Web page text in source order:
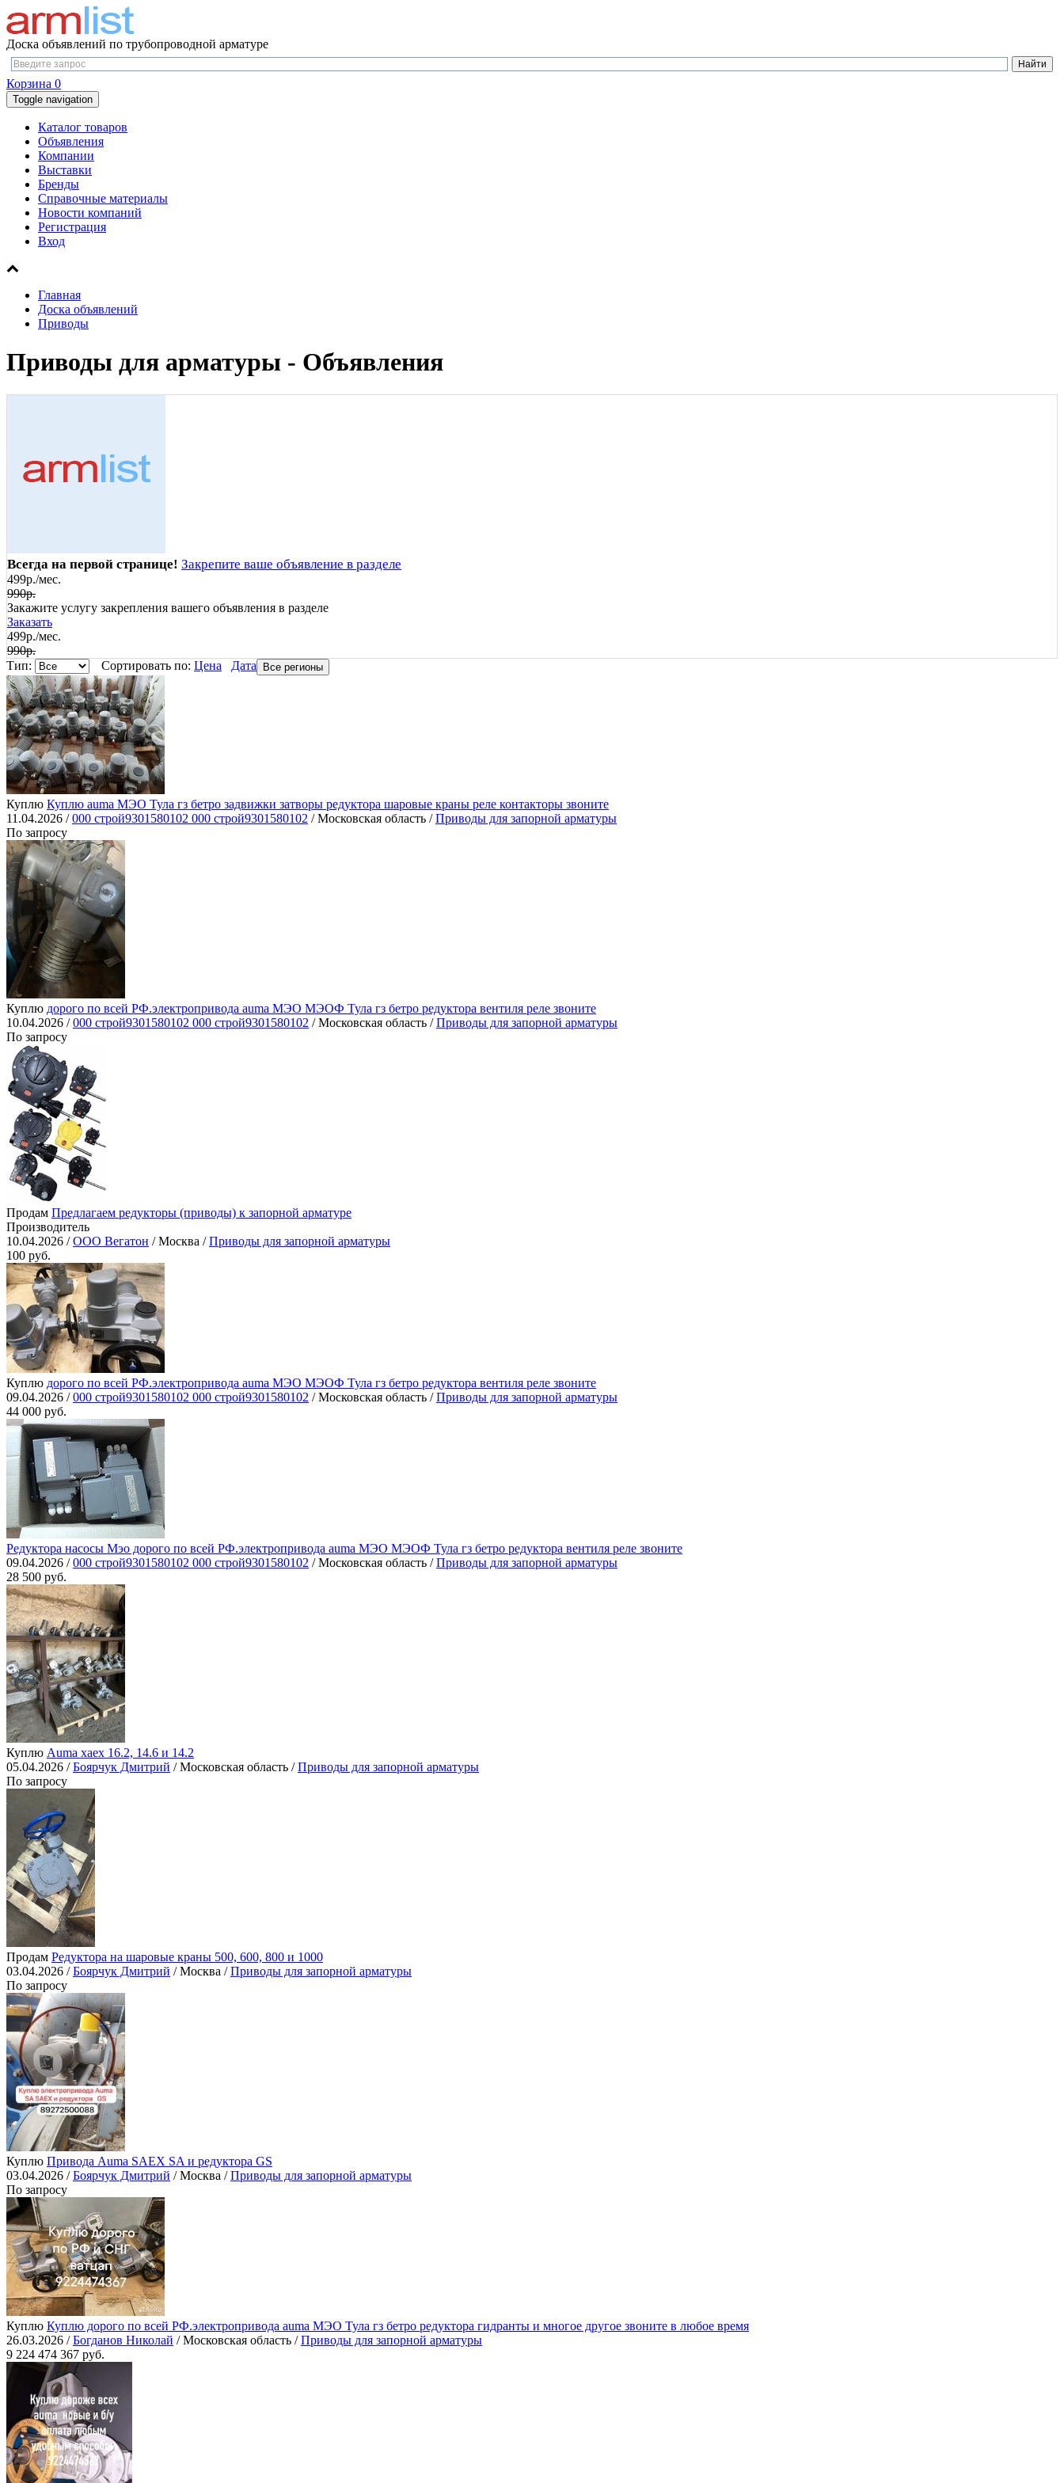
Доска объявлений по трубопроводной арматуре
Корзина 0
Toggle navigation
Каталог товаров
Объявления
Компании
Выставки
Бренды
Справочные материалы
Новости компаний
Регистрация
Вход
Главная
Доска объявлений
Приводы
Приводы для арматуры - Объявления
Всегда на первой странице! Закрепите ваше объявление в разделе
499р./мес.
990р.
Закажите услугу закрепления вашего объявления в разделе
Заказать
499р./мес.
990р.
Тип:
Сортировать по: Цена Дата Все регионы
Куплю Куплю auma МЭО Тула гз бетро задвижки затворы редуктора шаровые краны реле контакторы звоните
11.04.2026 /000 строй9301580102 000 строй9301580102 / Московская область /Приводы для запорной арматуры
По запросу
Куплю дорого по всей РФ.электропривода auma МЭО МЭОФ Тула гз бетро редуктора вентиля реле звоните
10.04.2026 /000 строй9301580102 000 строй9301580102 / Московская область /Приводы для запорной арматуры
По запросу
Продам Предлагаем редукторы (приводы) к запорной арматуре
Производитель
10.04.2026 /ООО Вегатон / Москва /Приводы для запорной арматуры
100 руб.
Куплю дорого по всей РФ.электропривода auma МЭО МЭОФ Тула гз бетро редуктора вентиля реле звоните
09.04.2026 /000 строй9301580102 000 строй9301580102 / Московская область /Приводы для запорной арматуры
44 000 руб.
Редуктора насосы Мэо дорого по всей РФ.электропривода auma МЭО МЭОФ Тула гз бетро редуктора вентиля реле звоните
09.04.2026 /000 строй9301580102 000 строй9301580102 / Московская область /Приводы для запорной арматуры
28 500 руб.
Куплю Auma хаех 16.2, 14.6 и 14.2
05.04.2026 /Боярчук Дмитрий / Московская область /Приводы для запорной арматуры
По запросу
Продам Редуктора на шаровые краны 500, 600, 800 и 1000
03.04.2026 /Боярчук Дмитрий / Москва /Приводы для запорной арматуры
По запросу
Куплю Привода Auma SAEX SA и редуктора GS
03.04.2026 /Боярчук Дмитрий / Москва /Приводы для запорной арматуры
По запросу
Куплю Куплю дорого по всей РФ.электропривода auma МЭО Тула гз бетро редуктора гидранты и многое другое звоните в любое время
26.03.2026 /Богданов Николай / Московская область /Приводы для запорной арматуры
9 224 474 367 руб.